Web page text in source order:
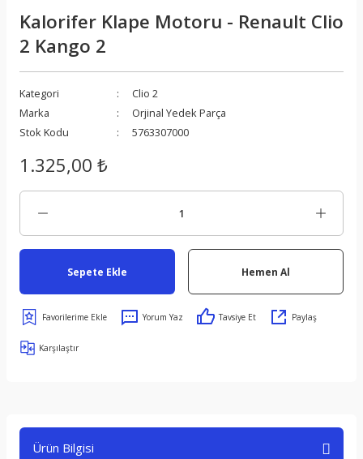
Kalorifer Klape Motoru - Renault Clio
2 Kango 2
Kategori
Clio 2
Marka
Orjinal Yedek Parça
Stok Kodu
5763307000
1.325,00 ₺
Sepete Ekle Hemen Al
Yorum Yaz Tavsiye Et Paylaş
Karşılaştır
Ürün Bilgisi